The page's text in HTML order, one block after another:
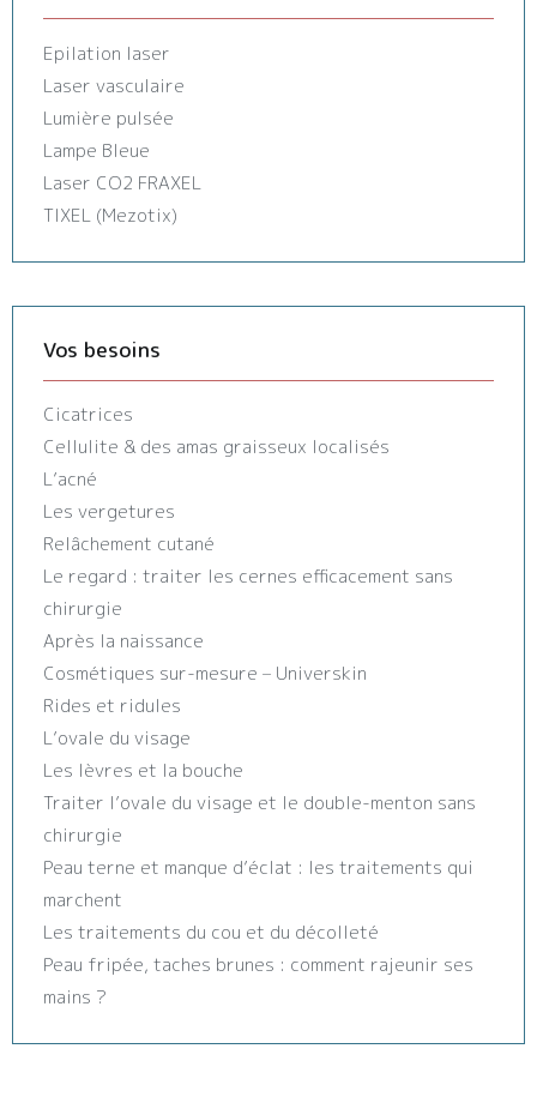
Epilation laser
Laser vasculaire
Lumière pulsée
Lampe Bleue
Laser CO2 FRAXEL
TIXEL (Mezotix)
Vos besoins
Cicatrices
Cellulite & des amas graisseux localisés
L’acné
Les vergetures
Relâchement cutané
Le regard : traiter les cernes efficacement sans
chirurgie
Après la naissance
Cosmétiques sur-mesure – Universkin
Rides et ridules
L’ovale du visage
Les lèvres et la bouche
Traiter l’ovale du visage et le double-menton sans
chirurgie
Peau terne et manque d’éclat : les traitements qui
marchent
Les traitements du cou et du décolleté
Peau fripée, taches brunes : comment rajeunir ses
mains ?